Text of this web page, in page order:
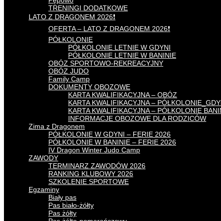
TRENINGI DODATKOWE
LATO Z DRAGONEM 2026❗
OFERTA – LATO Z DRAGONEM 2026❗
PÓŁKOLONIE
PÓŁKOLONIE LETNIE W GDYNI
PÓŁKOLONIE LETNIE W BANINIE
OBÓZ SPORTOWO-REKREACYJNY
OBÓZ JUDO
Family Camp
DOKUMENTY OBOZOWE
KARTA KWALIFIKACYJNA – OBÓZ
KARTA KWALIFIKACYJNA –
KARTA KWALIFIKACYJNA – PÓŁKOLONIE
INFORMACJE OBOZOWE DLA RODZICÓW
Zima z Dragonem
PÓŁKOLONIE W GDYNI – FERIE 2026
PÓŁKOLONIE W BANINIE – FERIE 2026
IV Dragon Winter Judo Camp
ZAWODY
TERMINARZ ZAWODÓW 2026
RANKING KLUBOWY 2026
SZKOLENIE SPORTOWE
Egzaminy
Biały pas
Pas biało-żółty
Pas żółty